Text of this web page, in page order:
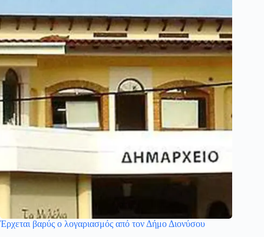
Έρχεται βαρύς ο λογαριασμός από τον Δήμο Διονύσου